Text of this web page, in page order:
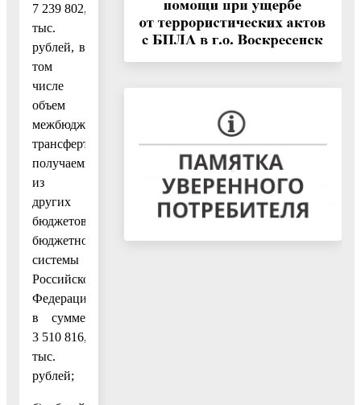
7 239 802,6
тыс.
рублей, в
том
числе
объем
межбюджетных
трансфертов,
получаемых
из
других
бюджетов
бюджетной
системы
Российской
Федерации
в сумме
3 510 816,3
тыс.
рублей;